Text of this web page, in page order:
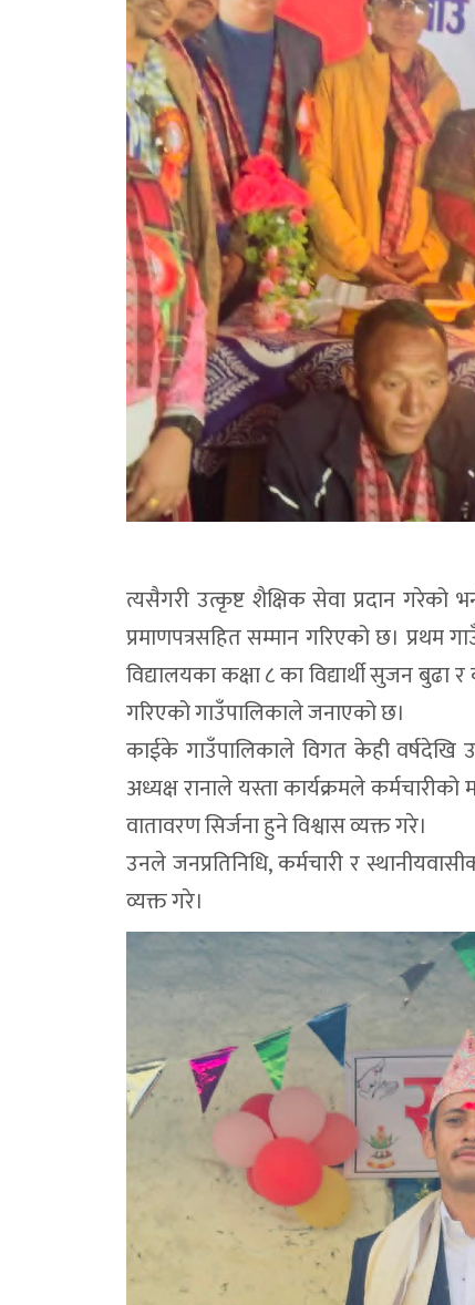
त्यसैगरी उत्कृष्ट शैक्षिक सेवा प्रदान
प्रमाणपत्रसहित सम्मान गरिएको छ। प्रथम
विद्यालयका कक्षा ८ का विद्यार्थी सुजन बुढा
गरिएको गाउँपालिकाले जनाएको छ।
काईके गाउँपालिकाले विगत केही वर्षदेखि
अध्यक्ष रानाले यस्ता कार्यक्रमले कर्मचारीको
वातावरण सिर्जना हुने विश्वास व्यक्त गरे।
उनले जनप्रतिनिधि, कर्मचारी र
व्यक्त गरे।